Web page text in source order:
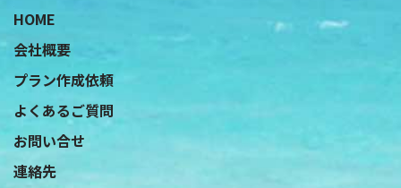
HOME
会社概要
プラン作成依頼
よくあるご質問
お問い合せ
連絡先